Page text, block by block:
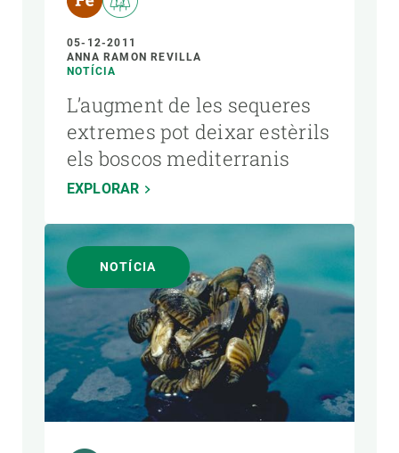
05-12-2011
ANNA RAMON REVILLA
NOTÍCIA
L’augment de les sequeres
extremes pot deixar estèrils
els boscos mediterranis
EXPLORAR
NOTÍCIA